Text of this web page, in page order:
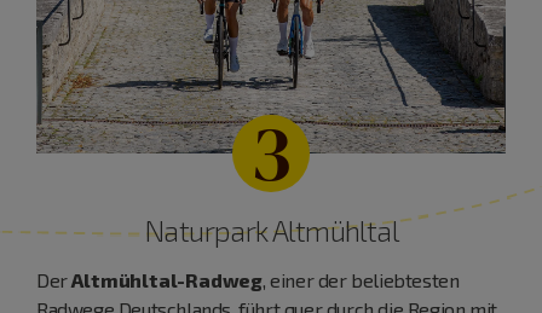
3
Naturpark Altmühltal
DerAltmühltal-Radweg , einer der beliebtesten